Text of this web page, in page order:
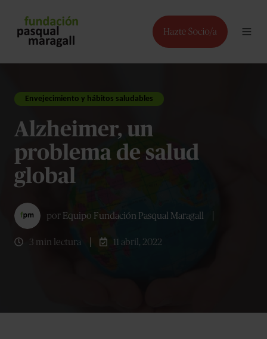
Envejecimiento y hábitos saludables
Alzheimer, un
problema de salud
global
por Equipo Fundación Pasqual Maragall
3 min lectura 11 abril, 2022